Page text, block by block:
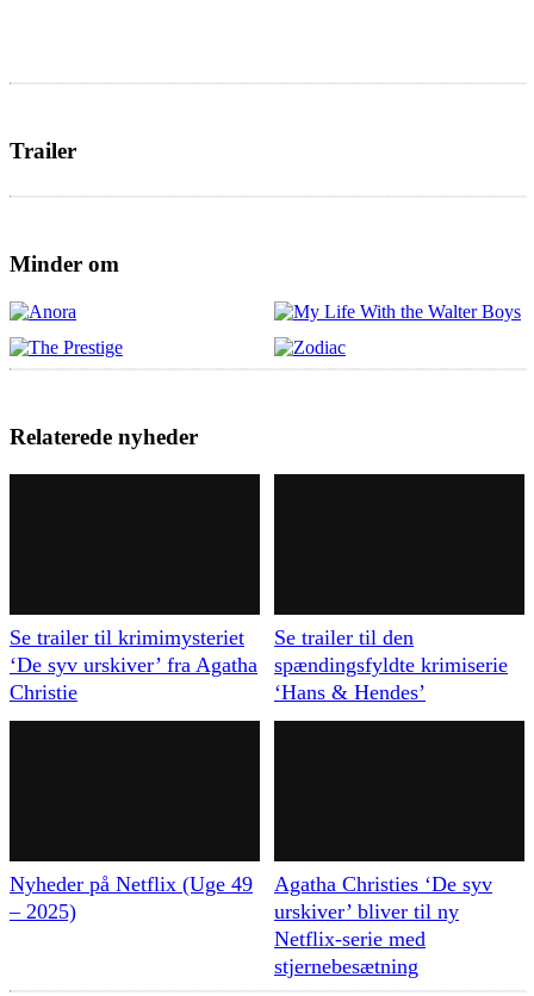
Trailer
Minder om
Relaterede nyheder
Se trailer til krimimysteriet
‘De syv urskiver’ fra Agatha
Christie
Se trailer til den
spændingsfyldte krimiserie
‘Hans & Hendes’
Nyheder på Netflix (Uge 49
– 2025)
Agatha Christies ‘De syv
urskiver’ bliver til ny
Netflix-serie med
stjernebesætning